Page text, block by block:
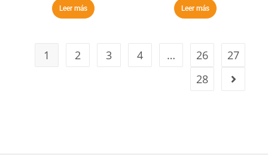
Leer más Leer más
1 2 3 4 … 26
27
28